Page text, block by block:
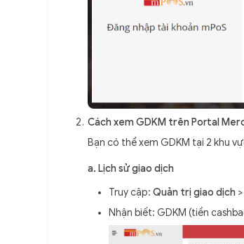
Cách xem GDKM trên Portal
Bạn có thể xem GDKM tại 2 khu
a. Lịch sử giao dịch
Truy cập:Quản trị giao dịch >
Nhận biết: GDKM (tiền